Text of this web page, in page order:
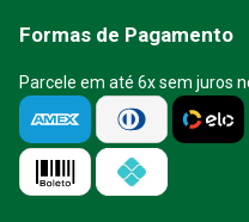
Formas de Pagamento
Parcele em até 6x sem juros